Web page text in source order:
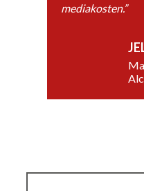
mediakosten.”